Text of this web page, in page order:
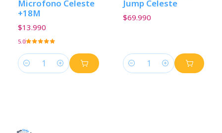
Microfono Celeste
+18M
$13.990
5.0
Cantidad
Jump Celeste
$69.990
Cantidad